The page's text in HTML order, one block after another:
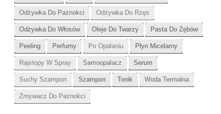
Odżywka Do Paznokci Odżywka Do Rzęs
Odżywka Do Włosów Oleje Do Twarzy Pasta Do Zębów
Peeling Perfumy Po Opalaniu Płyn Micelarny
Rajstopy W Spray Samoopalacz Serum
Suchy Szampon Szampon Tonik Woda Termalna
Zmywacz Do Paznokci